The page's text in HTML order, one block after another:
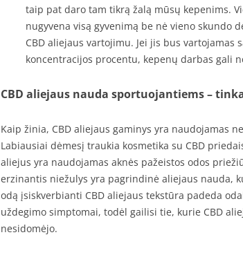
taip pat daro tam tikrą žalą mūsų kepenims.
nugyvena visą gyvenimą be nė vieno skundo
CBD aliejaus vartojimu. Jei jis bus
koncentracijos procentu, kepenų darbas gali
CBD aliejaus nauda sportuojantiems –
Kaip žinia, CBD aliejaus gaminys yra naudojamas
Labiausiai dėmesį traukia kosmetika su CBD
aliejus yra naudojamas aknės pažeistos odos
erzinantis niežulys yra pagrindinė aliejaus nauda,
odą įsiskverbianti CBD aliejaus tekstūra padeda
uždegimo simptomai, todėl gailisi tie, kurie CBD
nesidomėjo.